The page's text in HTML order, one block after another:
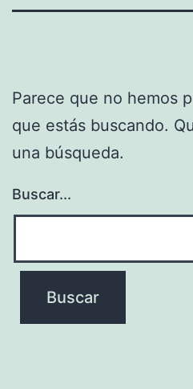
Parece que no hemos
que estás buscando.
una búsqueda.
Buscar...